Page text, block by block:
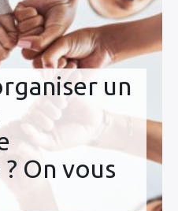
un
On vous